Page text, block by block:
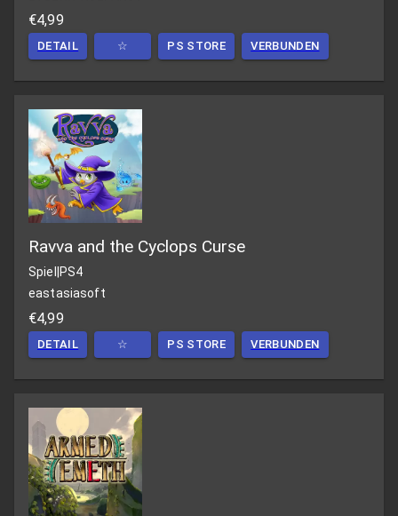
€4,99
DETAIL ☆ PS STORE VERBUNDEN
Ravva and the Cyclops Curse
Spiel|PS4
eastasiasoft
€4,99
DETAIL ☆ PS STORE VERBUNDEN